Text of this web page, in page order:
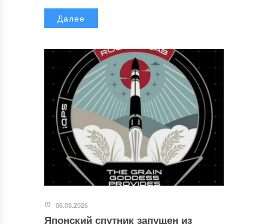
Далее
06.08.2026
Японский спутник запущен из